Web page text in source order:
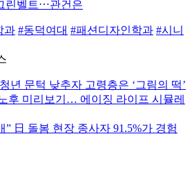
린벨트⋯관건은
과 #동덕여대 #패션디자인학과 #시니
년 문턱 낮추자 고령층은 ‘그림의 떡’
후 미리보기… 에이징 라이프 시뮬레
” 日 돌봄 현장 종사자 91.5%가 경험